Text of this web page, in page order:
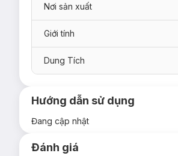
Nơi sản xuất
Giới tính
Dung Tích
Hướng dẫn sử dụng
Đang cập nhật
Đánh giá